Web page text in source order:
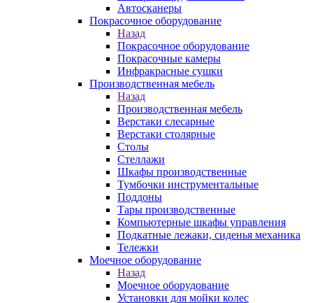
Автосканеры
Покрасочное оборудование
Назад
Покрасочное оборудование
Покрасочные камеры
Инфракрасные сушки
Производственная мебель
Назад
Производственная мебель
Верстаки слесарные
Верстаки столярные
Столы
Стеллажи
Шкафы производственные
Тумбочки инструментальные
Поддоны
Тары производственные
Компьютерные шкафы управления
Подкатные лежаки, сиденья механика
Тележки
Моечное оборудование
Назад
Моечное оборудование
Установки для мойки колес